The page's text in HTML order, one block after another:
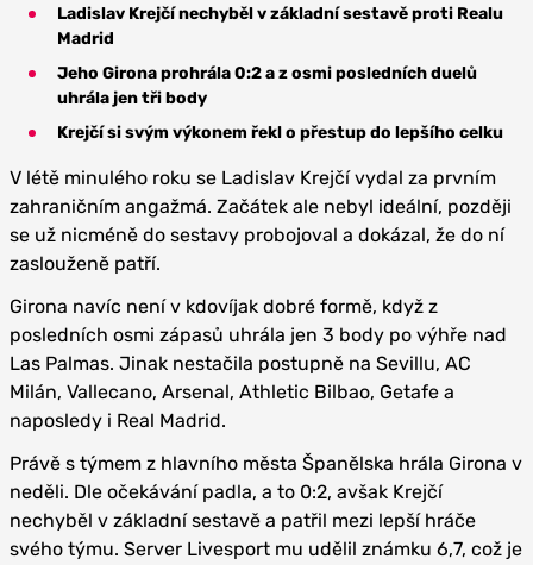
Ladislav Krejčí nechyběl v základní sestavě proti Realu
Madrid
Jeho Girona prohrála 0:2 a z osmi posledních duelů
uhrála jen tři body
Krejčí si svým výkonem řekl o přestup do lepšího celku
V létě minulého roku se Ladislav Krejčí vydal za prvním
zahraničním angažmá. Začátek ale nebyl ideální, později
se už nicméně do sestavy probojoval a dokázal, že do ní
zaslouženě patří.
Girona navíc není v kdovíjak dobré formě, když z
posledních osmi zápasů uhrála jen 3 body po výhře nad
Las Palmas. Jinak nestačila postupně na Sevillu, AC
Milán, Vallecano, Arsenal, Athletic Bilbao, Getafe a
naposledy i Real Madrid.
Právě s týmem z hlavního města Španělska hrála Girona v
neděli. Dle očekávání padla, a to 0:2, avšak Krejčí
nechyběl v základní sestavě a patřil mezi lepší hráče
svého týmu. Server Livesport mu udělil známku 6,7, což je